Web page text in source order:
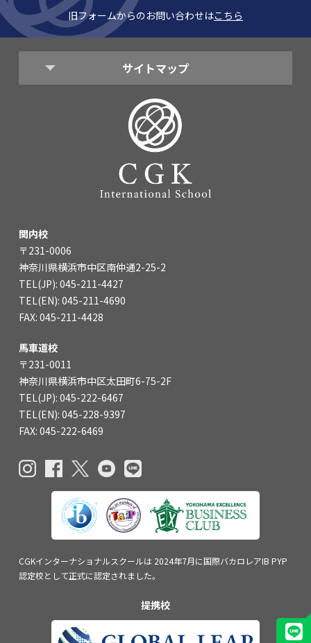
海外留学・グローバル
学校経営コンサル
保育園用物件紹介
TEL(JP): 045-211-4427
TEL(EN): 045-211-4690
馬車道校
TEL(JP): 045-222-6467
TEL(EN): 045-228-9397
旧フォームからのお問い合わせはこちら
サイトマップ
関内校
〒231-0006
神奈川県横浜市中区南仲通2-25-2
TEL(JP): 045-211-4427
TEL(EN): 045-211-4690
FAX: 045-211-4428
馬車道校
〒231-0011
神奈川県横浜市中区太田町6-75-2F
TEL(JP): 045-222-6467
TEL(EN): 045-228-9397
FAX: 045-222-6469
CGKインターナショナルスクールは 2024年7月に国際バカロレアIB PYP
認定校として正式に認定されました。
提携校